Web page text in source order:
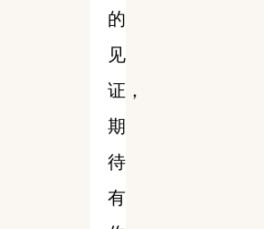
的
见
证，
期
待
有